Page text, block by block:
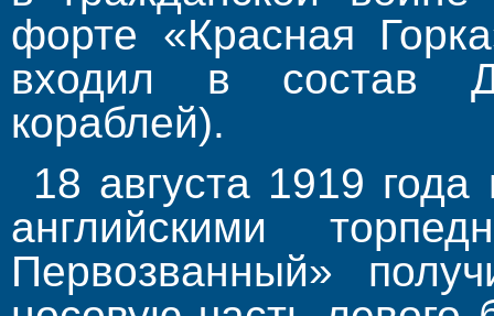
форте «Красная
входил в состав
кораблей).
18 августа 1919
английскими
Первозванный»